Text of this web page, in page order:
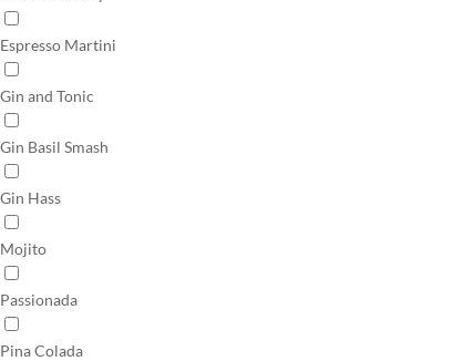
Espresso Martini
Gin and Tonic
Gin Basil Smash
Gin Hass
Mojito
Passionada
Pina Colada